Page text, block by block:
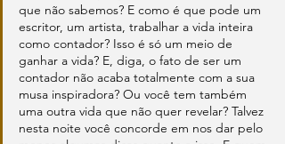
que não sabemos? E como é que pode um
escritor, um artista, trabalhar a vida inteira
como contador? Isso é só um meio de
ganhar a vida? E, diga, o fato de ser um
contador não acaba totalmente com a sua
musa inspiradora? Ou você tem também
uma outra vida que não quer revelar? Talvez
nesta noite você concorde em nos dar pelo